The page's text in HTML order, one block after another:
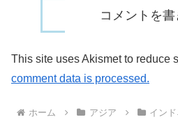
コメントを
This site uses Akismet to reduce
comment data is processed.
ホーム アジア イン